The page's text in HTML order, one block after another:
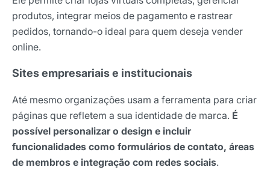
produtos, integrar meios de pagamento e rastrear
pedidos, tornando-o ideal para quem deseja vender
online.
Sites empresariais e institucionais
Até mesmo organizações usam a ferramenta para criar
páginas que refletem a sua identidade de marca. É
possível personalizar o design e incluir
funcionalidades como formulários de contato, áreas
de membros e integração com redes sociais.